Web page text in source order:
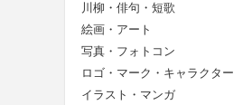
川柳・俳句・短歌
絵画・アート
写真・フォトコン
ロゴ・マーク・キャラクター
イラスト・マンガ